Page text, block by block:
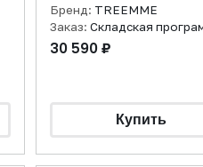
Бренд: TREEMME
Заказ: Складская
30 590 ₽